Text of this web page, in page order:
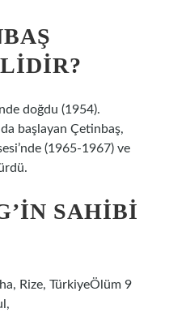
doğdu (1954).
başlayan Çetinbaş,
(1965-1967) ve
SAHIBI
Rize, TürkiyeÖlüm 9